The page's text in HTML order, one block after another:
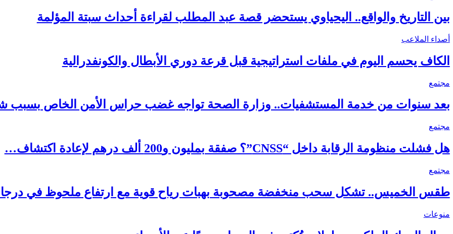
بين التاريخ والواقع.. اليحياوي يستحضر قصة عبد المطلب لقراءة أحداث سبتة المؤلمة
أصداء الملاعب
الكاف يحسم اليوم في ملفات استراتيجية قبل قرعة دوري الأبطال والكونفدرالية
مجتمع
بعد سنوات من خدمة المستشفيات.. وزارة الصحة تواجه غضب حراس الأمن الخاص
مجتمع
هل فشلت منظومة الرقابة داخل “CNSS”؟ صفقة بمليون و200 ألف درهم لإعادة اكتشاف…
مجتمع
طقس الخميس.. تشكل سحب منخفضة مصحوبة بهبات رياح قوية مع ارتفاع ملحوظ في
منوعات